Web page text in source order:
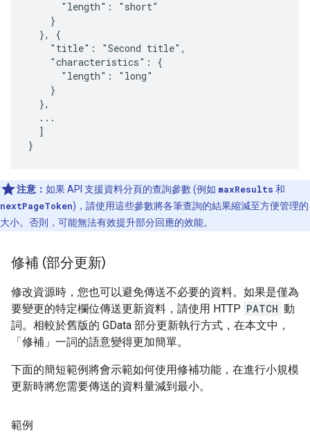
      "length": "short"
    }
  }, {
    "title": "Second title",
    "characteristics": {
      "length": "long"
    }
  },
  ...
  ]
}
注意： 如果 API 支援資料分頁的查詢參數 (例如 maxResults 和
nextPageToken)，請使用這些參數將各筆查詢的結果縮減至方便管理的
大小。否則，可能無法有效提升部分回應的效能。
修補 (部分更新)
修改資源時，您也可以避免傳送不必要的資料。如果是僅為
要變更的特定欄位傳送更新資料，請使用 HTTP PATCH 動
詞。相較於舊版的 GData 部分更新執行方式，在本文中，
「修補」一詞的語意變得更加簡單。
下面的簡短範例將會示範如何使用修補功能，在進行小規模
更新時將您需要傳送的資料量減到最小。
範例